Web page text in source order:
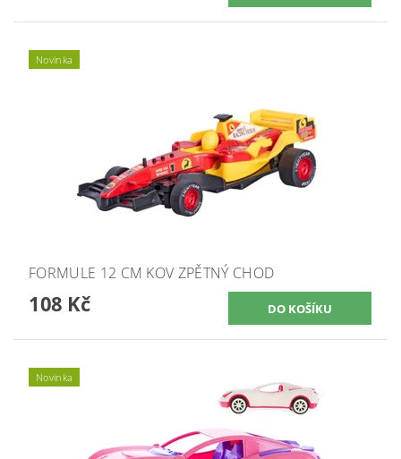
Novinka
FORMULE 12 CM KOV ZPĚTNÝ CHOD
108 Kč
Novinka